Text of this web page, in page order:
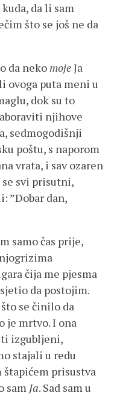
da li sam
što se još ne da
da neko mojeJa
ovoga puta meni u
dok su to
njihove
sedmogodišnji
poštu, s naporom
vrata, i sav ozaren
se svi prisutni,
”Dobar dan,
samo čas prije,
čija me pjesma
da postojim.
što se činilo da
je mrtvo. I ona
ti izgubljeni,
stajali u redu
štapićem prisustva
sam Ja. Sad sam u